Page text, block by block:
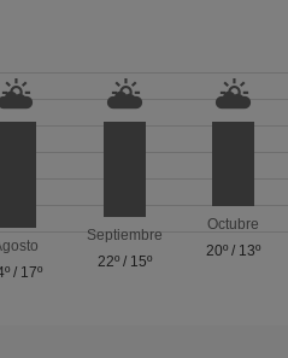
/ 17º
Septiembre
22º/ 15º
Octubre
20º / 13º